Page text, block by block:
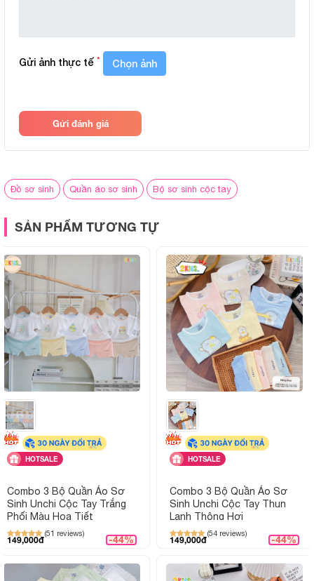
Hình ảnh sản phẩm
Gửi ảnh thực tế * Chọn ảnh
Gửi đánh giá
Đồ sơ sinh Quần áo sơ sinh Bộ sơ sinh cộc tay
SẢN PHẨM TƯƠNG TỰ
HOTSALE
Combo 3 Bộ Quần Áo Sơ
Sinh Unchi Cộc Tay Trắng
Phối Màu Họa Tiết
(51 reviews)
149,000đ -44%
HOTSALE
Combo 3 Bộ Quần Áo Sơ
Sinh Unchi Cộc Tay Thun
Lạnh Thông Hơi
(54 reviews)
149,000đ -44%